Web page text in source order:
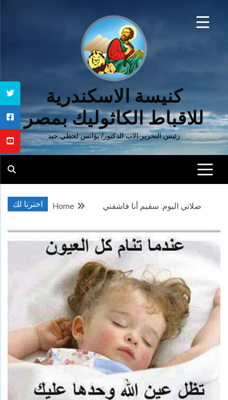
كنيسة الاسكندرية
للاقباط الكاثوليك بمصر
رئيس التحرير الاب الدكتور/ يؤانس لحظي جيد
اخترنا لك Home صلاتي اليوم: سقيم أنا فاشفني